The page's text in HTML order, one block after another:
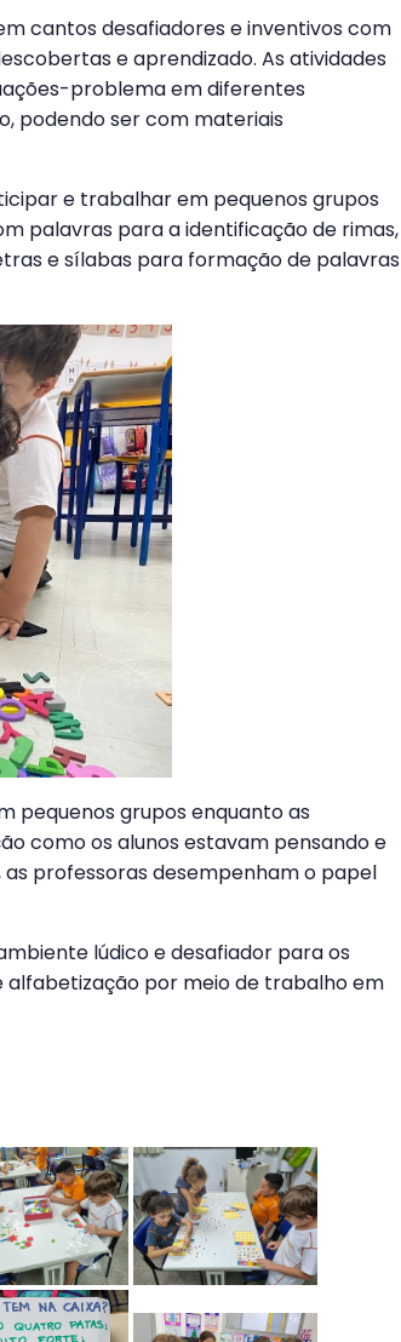
cantos desafiadores e inventivos com
e aprendizado. As atividades
problema em diferentes
podendo ser com materiais
e trabalhar em pequenos grupos
palavras para a identificação de rimas,
e sílabas para formação de palavras
pequenos grupos enquanto as
como os alunos estavam pensando e
professoras desempenham o papel
lúdico e desafiador para os
alfabetização por meio de trabalho em